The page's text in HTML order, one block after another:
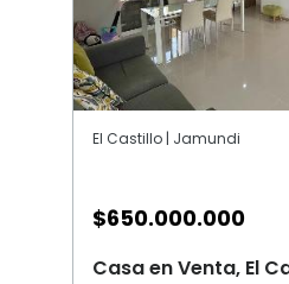
El Castillo | Jamundi
$650.000.000
Casa en Venta, El